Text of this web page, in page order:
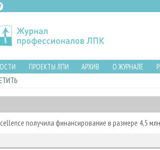
ПРОЕКТЫ ЛПИ АРХИВ О ЖУРНАЛЕ
получила финансирование в размере 4,5